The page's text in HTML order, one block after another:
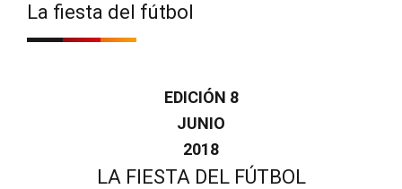
La fiesta del fútbol
EDICIÓN 8
JUNIO
2018
LA FIESTA DEL FÚTBOL